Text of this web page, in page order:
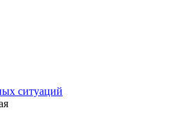
ситуаций